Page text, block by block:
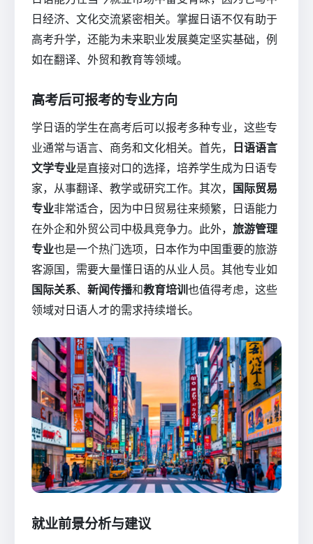
日经济、文化交流紧密相关。掌握日语不仅有助于
高考升学，还能为未来职业发展奠定坚实基础，例
如在翻译、外贸和教育等领域。
高考后可报考的专业方向
学日语的学生在高考后可以报考多种专业，这些专
业通常与语言、商务和文化相关。首先，
日语语言
文学专业是直接对口的选择，培养学生成为日语专
家，从事翻译、教学或研究工作。其次， 国际贸易
专业非常适合，因为中日贸易往来频繁，日语能力
在外企和外贸公司中极具竞争力。此外， 旅游管理
专业也是一个热门选项，日本作为中国重要的旅游
客源国，需要大量懂日语的从业人员。其他专业如
国际关系、 新闻传播和教育培训 也值得考虑，这些
领域对日语人才的需求持续增长。
就业前景分析与建议